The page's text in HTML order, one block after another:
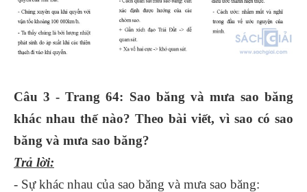
Câu 3 - Trang 64: Sao băng và mưa sao băng
khác nhau thế nào? Theo bài viết, vì sao có sao
băng và mưa sao băng?
Trả lời:
- Sự khác nhau của sao băng và mưa sao băng: